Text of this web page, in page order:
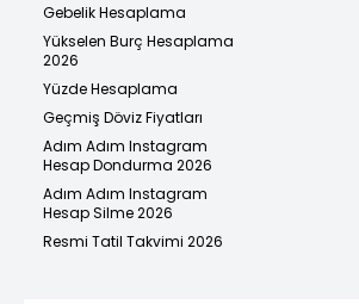
Gebelik Hesaplama
Yükselen Burç Hesaplama
2026
Yüzde Hesaplama
Geçmiş Döviz Fiyatları
Adım Adım Instagram
Hesap Dondurma 2026
Adım Adım Instagram
Hesap Silme 2026
Resmi Tatil Takvimi 2026